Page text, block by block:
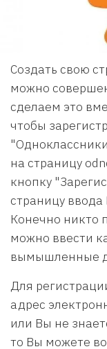
Создать свою
можно
сделаем это
чтобы
на страницу
кнопку
страницу
Конечно никто
можно ввести
вымышленные
Для
адрес
или Вы не
то Вы можете